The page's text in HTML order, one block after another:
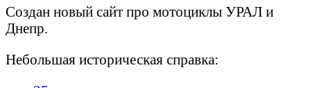
Создан новый сайт про мотоциклы УРАЛ и
Днепр.
Небольшая историческая справка: